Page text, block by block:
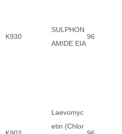
K930
SULPHON
AMIDE EIA
96
Laevomyc
etin (Chlor